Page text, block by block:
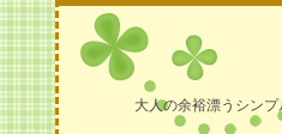
大人の余裕漂うシン